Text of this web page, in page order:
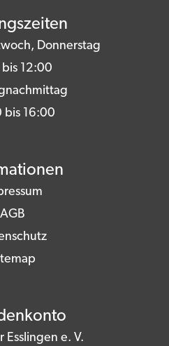
Donnerstag
12:00
bis 16:00
AGB
Esslingen e. V.